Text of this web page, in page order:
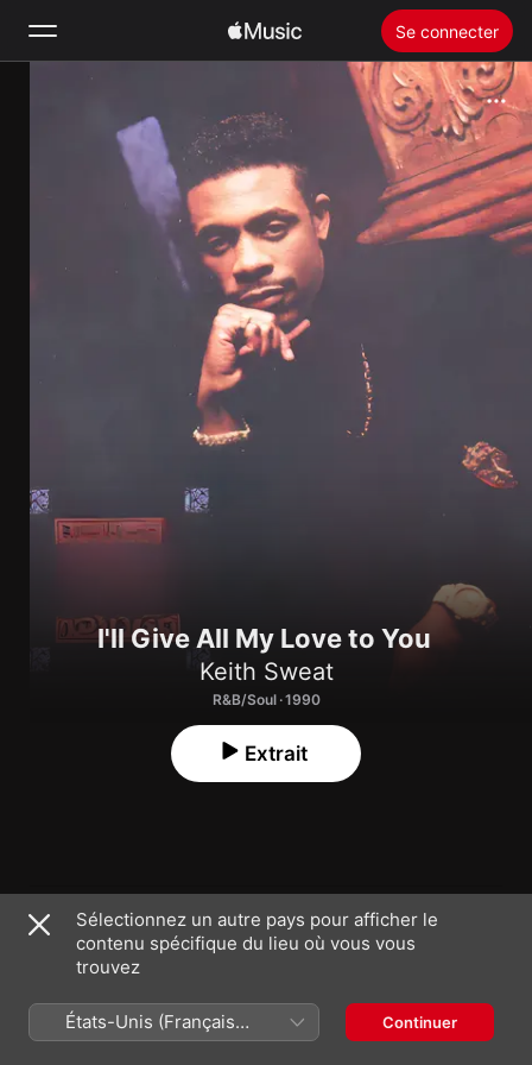
Se connecter
Nouveautés
Installer Apple Music
I'll Give All My Love to You
Keith Sweat
R&B/Soul · 1990
Extrait
Interlude (I'll Give All My Love to You)
Make You Sweat
Come Back
Sélectionnez un autre pays pour afficher le
contenu spécifique du lieu où vous vous
trouvez
États-Unis (Français
France)
Continuer